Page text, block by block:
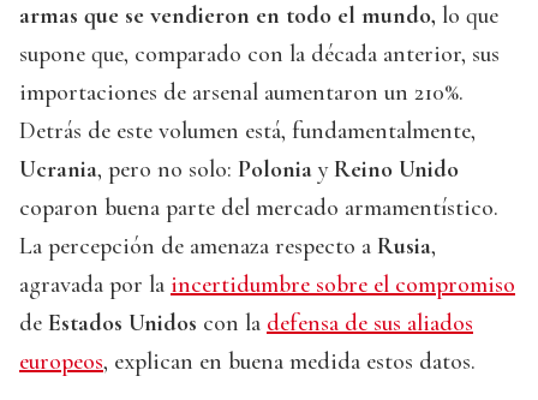
armas que se vendieron en todo el mundo, lo que
supone que, comparado con la década anterior, sus
importaciones de arsenal aumentaron un 210%.
Detrás de este volumen está, fundamentalmente,
Ucrania, pero no solo: Polonia yReino Unido
coparon buena parte del mercado armamentístico.
La percepción de amenaza respecto a Rusia,
agravada por la incertidumbre sobre el compromiso
de Estados Unidos con la defensa de sus aliados
europeos, explican en buena medida estos datos.